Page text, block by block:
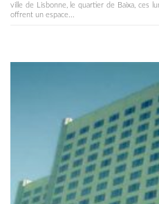
ville de Lisbonne, le quartier de Baixa, ces
offrent un espace...